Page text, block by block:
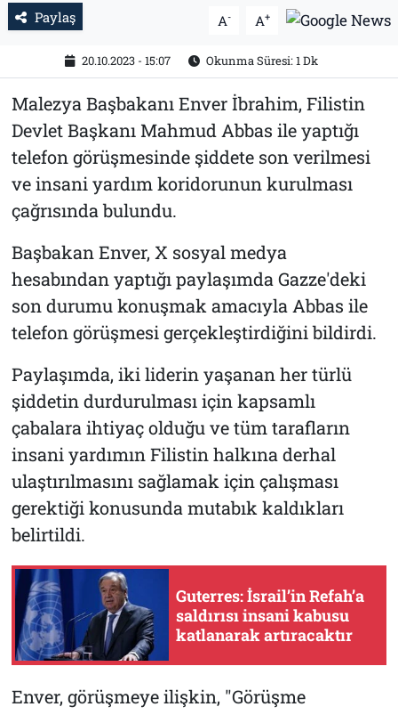
Paylaş A- A+
20.10.2023 - 15:07 Okunma Süresi: 1 Dk
Malezya Başbakanı Enver İbrahim, Filistin
Devlet Başkanı Mahmud Abbas ile yaptığı
telefon görüşmesinde şiddete son verilmesi
ve insani yardım koridorunun kurulması
çağrısında bulundu.
Başbakan Enver, X sosyal medya
hesabından yaptığı paylaşımda Gazze'deki
son durumu konuşmak amacıyla Abbas ile
telefon görüşmesi gerçekleştirdiğini bildirdi.
Paylaşımda, iki liderin yaşanan her türlü
şiddetin durdurulması için kapsamlı
çabalara ihtiyaç olduğu ve tüm tarafların
insani yardımın Filistin halkına derhal
ulaştırılmasını sağlamak için çalışması
gerektiği konusunda mutabık kaldıkları
belirtildi.
Guterres: İsrail’in Refah’a
saldırısı insani kabusu
katlanarak artıracaktır
Enver, görüşmeye ilişkin, "Görüşme